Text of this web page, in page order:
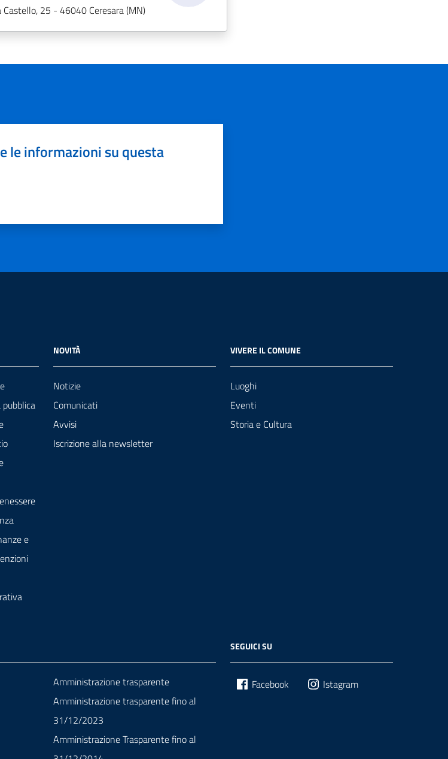
Castello, 25 - 46040 Ceresara (MN)
le informazioni su questa
pubblica
e
NOVITÀ
Notizie
Comunicati
Avvisi
Iscrizione alla newsletter
VIVERE IL COMUNE
Luoghi
Eventi
Storia e Cultura
Amministrazione trasparente
Amministrazione trasparente fino al
31/12/2023
Amministrazione Trasparente fino al
SEGUICI SU
Facebook Istagram